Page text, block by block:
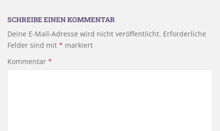
SCHREIBE EINEN KOMMENTAR
Deine E-Mail-Adresse wird nicht veröffentlicht. Erforderliche
Felder sind mit * markiert
Kommentar *